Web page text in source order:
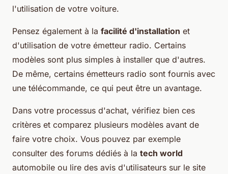
l'utilisation de votre voiture.
Pensez également à la facilité d'installation et
d'utilisation de votre émetteur radio. Certains
modèles sont plus simples à installer que d'autres.
De même, certains émetteurs radio sont fournis avec
une télécommande, ce qui peut être un avantage.
Dans votre processus d'achat, vérifiez bien ces
critères et comparez plusieurs modèles avant de
faire votre choix. Vous pouvez par exemple
consulter des forums dédiés à la tech world
automobile ou lire des avis d'utilisateurs sur le site